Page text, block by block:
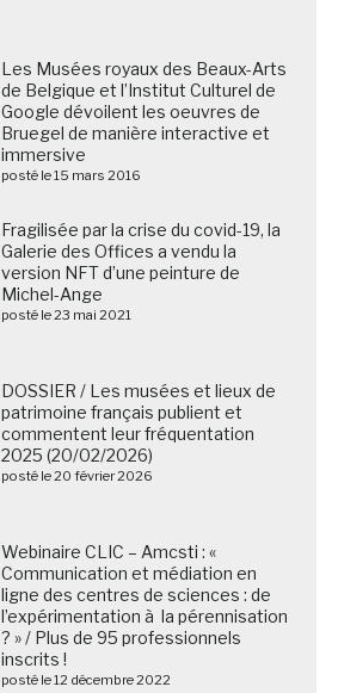
Les Musées royaux des Beaux-Arts
de Belgique et l’Institut Culturel de
Google dévoilent les oeuvres de
Bruegel de manière interactive et
immersive
posté le 15 mars 2016
Fragilisée par la crise du covid-19, la
Galerie des Offices a vendu la
version NFT d’une peinture de
Michel-Ange
posté le 23 mai 2021
DOSSIER / Les musées et lieux de
patrimoine français publient et
commentent leur fréquentation
2025 (20/02/2026)
posté le 20 février 2026
Webinaire CLIC – Amcsti : «
Communication et médiation en
ligne des centres de sciences : de
l’expérimentation à la pérennisation
? » / Plus de 95 professionnels
inscrits !
posté le 12 décembre 2022